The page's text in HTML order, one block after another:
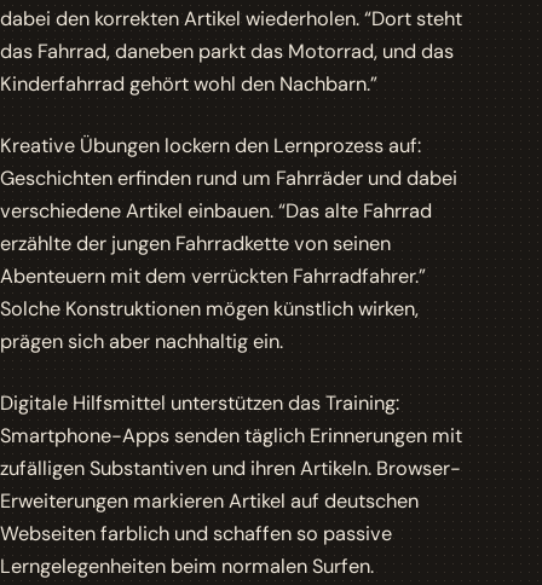
dabei den korrekten Artikel wiederholen.“Dort steht
das Fahrrad, daneben parkt das Motorrad, und das
Kinderfahrrad gehört wohl den Nachbarn.”
Kreative Übungen lockern den Lernprozess auf:
Geschichten erfinden rund um Fahrräder und dabei
verschiedene Artikel einbauen. “Das alte Fahrrad
erzählte der jungen Fahrradkette von seinen
Abenteuern mit dem verrückten Fahrradfahrer.”
Solche Konstruktionen mögen künstlich wirken,
prägen sich aber nachhaltig ein.
Digitale Hilfsmittel unterstützen das Training:
Smartphone-Apps senden täglich Erinnerungen mit
zufälligen Substantiven und ihren Artikeln. Browser-
Erweiterungen markieren Artikel auf deutschen
Webseiten farblich und schaffen so passive
Lerngelegenheiten beim normalen Surfen.